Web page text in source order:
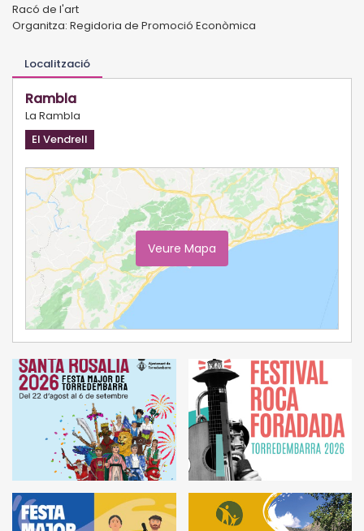
Racó de l'art
Organitza: Regidoria de Promoció Econòmica
Localització
Rambla
La Rambla
El Vendrell
Veure Mapa